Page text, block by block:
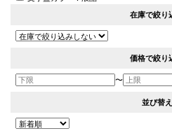
在庫で絞り
価格で絞り
〜
並び替え